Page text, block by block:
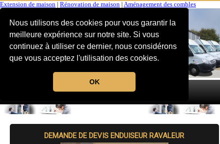
Nous utilisons des cookies pour vous garantir la
meilleure expérience sur notre site. Si vous
continuez à utiliser ce dernier, nous considérons
que vous acceptez l'utilisation des cookies.
OK
Extension de maison Rénovation de maison Aménagement des combles
MENU
DEMANDE DE DEVIS ENDUISEUR RAVALEUR